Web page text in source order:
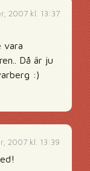
2007 kl. 13:37
vara
Då är ju
:)
2007 kl. 13:39